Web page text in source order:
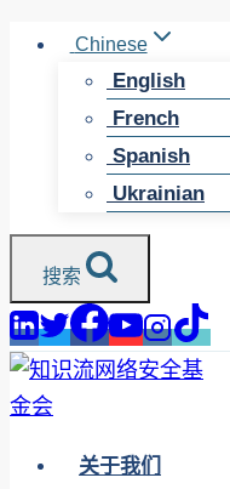
Chinese
English
French
Spanish
Ukrainian
搜索
关于我们